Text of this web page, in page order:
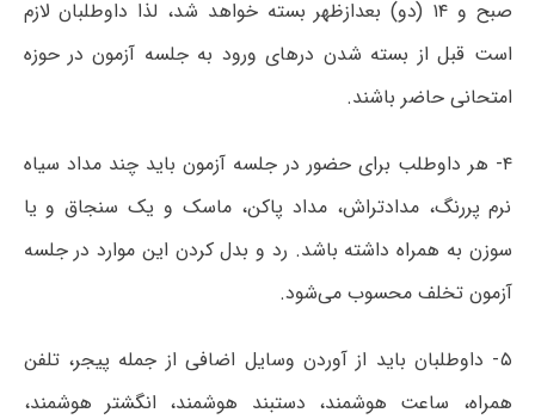
صبح و ۱۴ (دو) بعدازظهر بسته خواهد شد، لذا داوطلبان لازم
است قبل از بسته شدن درهای ورود به جلسه آزمون در حوزه
امتحانی حاضر باشند.
۴- هر داوطلب برای حضور در جلسه آزمون باید چند مداد سیاه
نرم پررنگ، مدادتراش، مداد پاکن، ماسک و یک سنجاق و یا
سوزن به همراه داشته باشد. رد و بدل کردن این موارد در جلسه
آزمون تخلف محسوب می‌شود.
۵- داوطلبان باید از آوردن وسایل اضافی از جمله پیجر، تلفن
همراه، ساعت هوشمند، دستبند هوشمند، انگشتر هوشمند،